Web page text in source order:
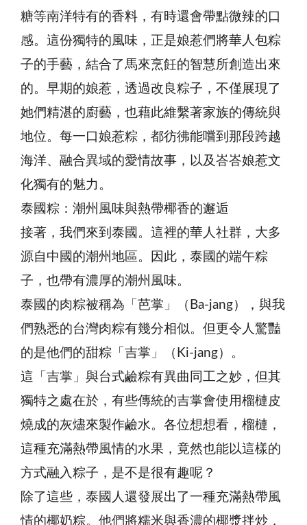
糖等南洋特有的香料，有時還會帶點微辣的口
感。這份獨特的風味，正是娘惹們將華人包粽
子的手藝，結合了馬來烹飪的智慧所創造出來
的。早期的娘惹，透過改良粽子，不僅展現了
她們精湛的廚藝，也藉此維繫著家族的傳統與
地位。每一口娘惹粽，都彷彿能嚐到那段跨越
海洋、融合異域的愛情故事，以及峇峇娘惹文
化獨有的魅力。
泰國粽：潮州風味與熱帶椰香的邂逅
接著，我們來到泰國。這裡的華人社群，大多
源自中國的潮州地區。因此，泰國的端午粽
子，也帶有濃厚的潮州風味。
泰國的肉粽被稱為「芭掌」（Ba-jang），與我
們熟悉的台灣肉粽有幾分相似。但更令人驚豔
的是他們的甜粽「吉掌」（Ki-jang）。
這「吉掌」與台式鹼粽有異曲同工之妙，但其
獨特之處在於，有些傳統的吉掌會使用榴槤皮
燒成的灰燼來製作鹼水。各位想想看，榴槤，
這種充滿熱帶風情的水果，竟然也能以這樣的
方式融入粽子，是不是很有趣呢？
除了這些，泰國人還發展出了一種充滿熱帶風
情的椰奶粽。他們將糯米與香濃的椰漿拌炒，